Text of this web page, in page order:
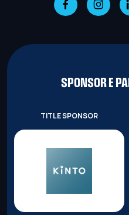
SPONSOR E
TITLE SPONSOR